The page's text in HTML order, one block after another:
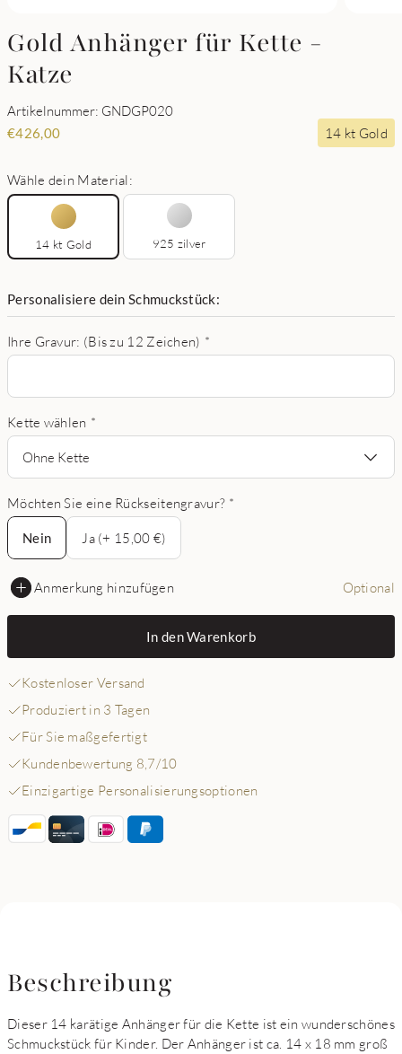
Gold Anhänger für Kette -
Katze
Artikelnummer: GNDGP020
€426,00 14 kt Gold
Wähle dein Material:
14 kt Gold 925 zilver
Personalisiere dein Schmuckstück:
Ihre Gravur: (Bis zu 12 Zeichen) *
Kette wählen *
Ohne Kette
Möchten Sie eine Rückseitengravur? *
Nein
Nein
Ja (+ 15,00 €)
Anmerkung hinzufügen Optional
In den Warenkorb
Kostenloser Versand
Produziert in 3 Tagen
Für Sie maßgefertigt
Kundenbewertung 8,7/10
Einzigartige Personalisierungsoptionen
Beschreibung
Dieser 14 karätige Anhänger für die Kette ist ein wunderschönes
Schmuckstück für Kinder. Der Anhänger ist ca. 14 x 18 mm groß